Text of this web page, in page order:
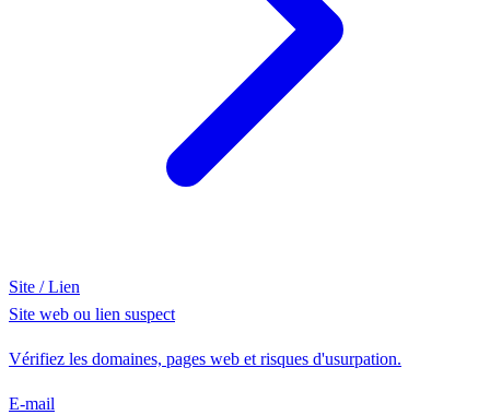
Site / Lien
Site web ou lien suspect
Vérifiez les domaines, pages web et risques d'usurpation.
E-mail